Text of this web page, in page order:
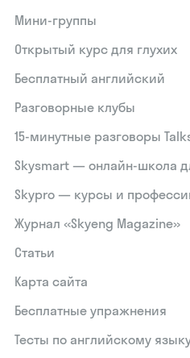
Мини-группы
Открытый курс для глухих
Бесплатный английский
Разговорные клубы
15‑минутные разговоры
Skysmart — онлайн-школа
Skypro — курсы и
Журнал «Skyeng Magazine»
Статьи
Карта сайта
Бесплатные упражнения
Тесты по английскому